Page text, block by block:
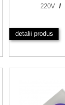
220V /
detalii produs